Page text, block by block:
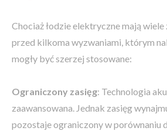
Chociaż łodzie elektryczne mają
przed kilkoma wyzwaniami, którym
mogły być szerzej stosowane:
Ograniczony zasięg: Technologia
zaawansowana. Jednak zasięg
pozostaje ograniczony w porównaniu